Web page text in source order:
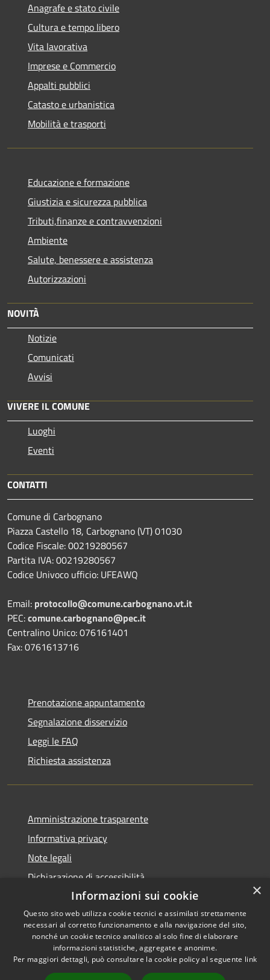
Anagrafe e stato civile
Cultura e tempo libero
Vita lavorativa
Imprese e Commercio
Appalti pubblici
Catasto e urbanistica
Mobilità e trasporti
Educazione e formazione
Giustizia e sicurezza pubblica
Tributi,finanze e contravvenzioni
Ambiente
Salute, benessere e assistenza
Autorizzazioni
NOVITÀ
Notizie
Comunicati
Avvisi
VIVERE IL COMUNE
Luoghi
Eventi
CONTATTI
Comune di Carbognano
Piazza Castello 18, Carbognano (VT) 01030
Codice Fiscale: 00219280567
Partita IVA: 00219280567
Codice Univoco ufficio: UFEAWQ
Email: protocollo@comune.carbognano.vt.it
PEC:comune.carbognano@pec.it
Centralino Unico: 076161401
Fax: 0761613716
Prenotazione appuntamento
Segnalazione disservizio
Leggi le FAQ
Richiesta assistenza
Amministrazione trasparente
Informativa privacy
Note legali
Dichiarazione di accessibilità
Accessibilità
Privacy
Copyright © 2026 • Comune di
Carbognano • Powered by
Municipium
Accesso
×
Informazioni sui cookie
Questo sito web utilizza cookie tecnici e assimilati strettamente
necessari al corretto funzionamento e alla navigazione del sito,
nonché un cookie tecnico analitico al solo fine di elaborare
informazioni statistiche, aggregate e anonime.
Per maggiori dettagli, può consultare la cookie policy al seguente link